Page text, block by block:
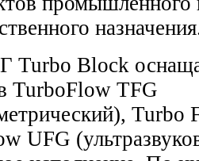
Block
TurboFlow TFG
Turbo
UFG